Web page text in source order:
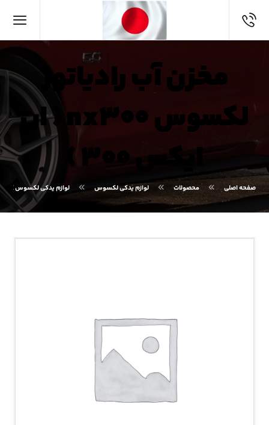
مخزن آب رادیاتور
لکسوس nx۳۰۰ ( ان
ایکس ۳۰۰ )
صفحه اصلی محصولات لوازم یدکی لکسوس لوازم یدکی لکسوس NX